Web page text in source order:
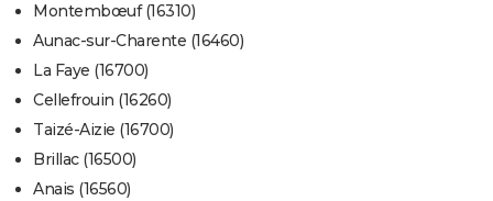
Montembœuf (16310)
Aunac-sur-Charente (16460)
La Faye (16700)
Cellefrouin (16260)
Taizé-Aizie (16700)
Brillac (16500)
Anais (16560)